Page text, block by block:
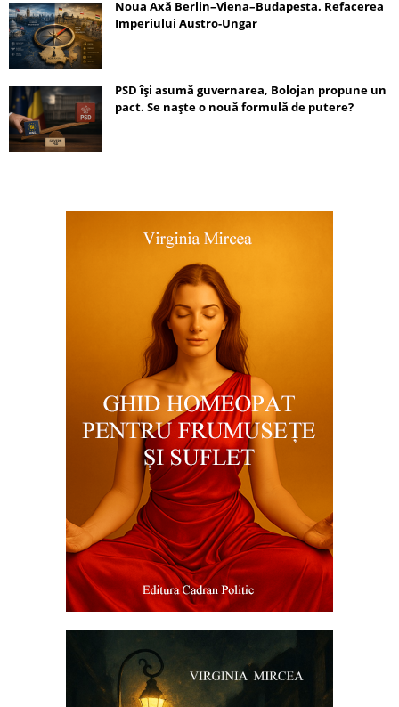
Noua Axă Berlin–Viena–Budapesta. Refacerea
Imperiului Austro-Ungar
PSD își asumă guvernarea, Bolojan propune un
pact. Se naște o nouă formulă de putere?